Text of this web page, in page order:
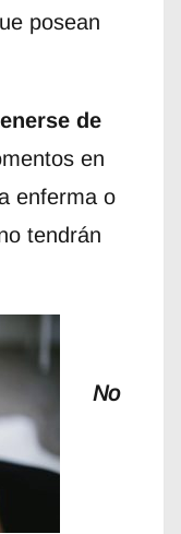
posean
de
en
enferma o
tendrán
No